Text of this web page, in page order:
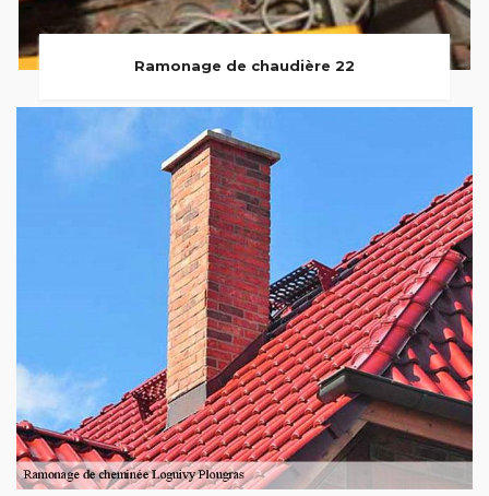
Ramonage de chaudière 22